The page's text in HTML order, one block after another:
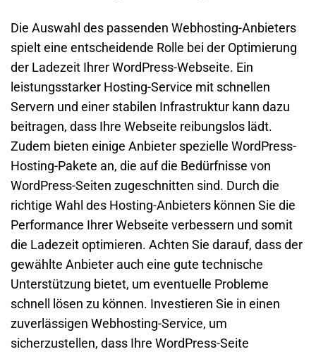
Die Auswahl des passenden Webhosting-Anbieters
spielt eine entscheidende Rolle bei der Optimierung
der Ladezeit Ihrer WordPress-Webseite. Ein
leistungsstarker Hosting-Service mit schnellen
Servern und einer stabilen Infrastruktur kann dazu
beitragen, dass Ihre Webseite reibungslos lädt.
Zudem bieten einige Anbieter spezielle WordPress-
Hosting-Pakete an, die auf die Bedürfnisse von
WordPress-Seiten zugeschnitten sind. Durch die
richtige Wahl des Hosting-Anbieters können Sie die
Performance Ihrer Webseite verbessern und somit
die Ladezeit optimieren. Achten Sie darauf, dass der
gewählte Anbieter auch eine gute technische
Unterstützung bietet, um eventuelle Probleme
schnell lösen zu können. Investieren Sie in einen
zuverlässigen Webhosting-Service, um
sicherzustellen, dass Ihre WordPress-Seite